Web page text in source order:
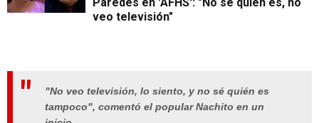
veo televisión"
"No veo televisión, lo siento, y no sé quién es
tampoco", comentó el popular Nachito en un